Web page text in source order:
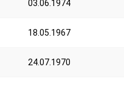
03.06.1974
18.05.1967
24.07.1970